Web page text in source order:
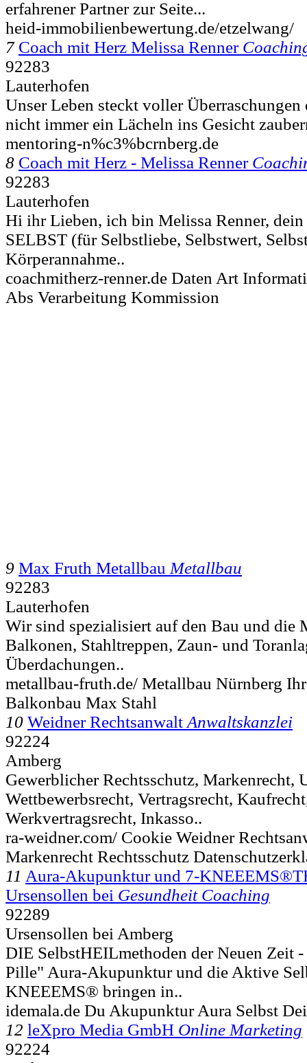
erfahrener Partner zur Seite...
heid-immobilienbewertung.de/etzelwang/
7 Coach mit Herz Melissa Renner
92283
Lauterhofen
Unser Leben steckt voller
nicht immer ein Lächeln ins Gesicht
mentoring-n%c3%bcrnberg.de
8 Coach mit Herz - Melissa Renner
92283
Lauterhofen
Hi ihr Lieben, ich bin Melissa Renner, dein
SELBST (für Selbstliebe, Selbstwert,
Körperannahme..
coachmitherz-renner.de Daten Art
Abs Verarbeitung Kommission
9 Max Fruth Metallbau Metallbau
92283
Lauterhofen
Wir sind spezialisiert auf den Bau und die
Balkonen, Stahltreppen, Zaun- und
Überdachungen..
metallbau-fruth.de/ Metallbau Nürnberg
Balkonbau Max Stahl
10 Weidner Rechtsanwalt Anwaltskanzlei
92224
Amberg
Gewerblicher Rechtsschutz, Markenrecht,
Wettbewerbsrecht, Vertragsrecht,
Werkvertragsrecht, Inkasso..
ra-weidner.com/ Cookie Weidner
Markenrecht Rechtsschutz
11 Aura-Akupunktur und 7-
Ursensollen bei Gesundheit Coaching
92289
Ursensollen bei Amberg
DIE SelbstHEILmethoden der Neuen Zeit
Pille" Aura-Akupunktur und die Aktive
KNEEEMS® bringen in..
idemala.de Du Akupunktur Aura Selbst
12 leXpro Media GmbH Online Marketing
92224